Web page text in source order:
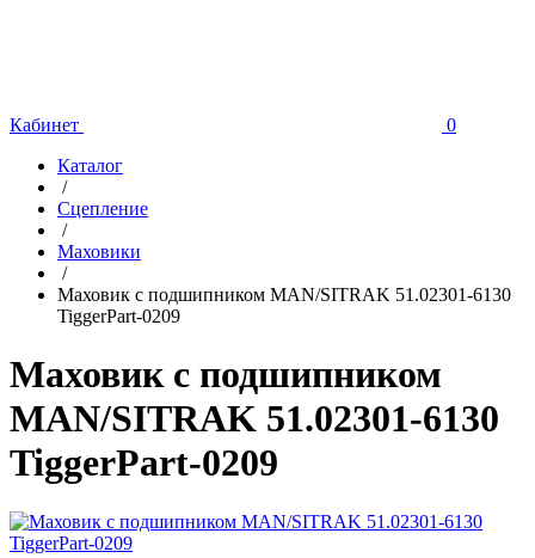
Кабинет
0
Каталог
/
Сцепление
/
Маховики
/
Маховик с подшипником MAN/SITRAK 51.02301-6130
TiggerPart-0209
Маховик с подшипником
MAN/SITRAK 51.02301-6130
TiggerPart-0209